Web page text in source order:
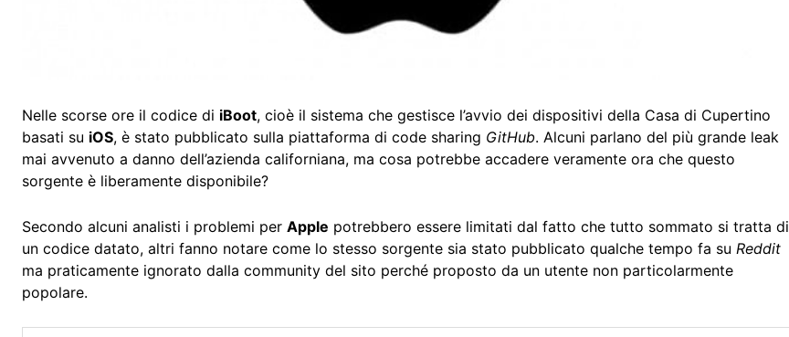
Nelle scorse ore il codice di iBoot, cioè il sistema che gestisce l’avvio dei dispositivi della Casa di Cupertino
basati su iOS, è stato pubblicato sulla piattaforma di code sharing GitHub. Alcuni parlano del più grande leak
mai avvenuto a danno dell’azienda californiana, ma cosa potrebbe accadere veramente ora che questo
sorgente è liberamente disponibile?
Secondo alcuni analisti i problemi per Apple potrebbero essere limitati dal fatto che tutto sommato si tratta di
un codice datato, altri fanno notare come lo stesso sorgente sia stato pubblicato qualche tempo fa su Reddit
ma praticamente ignorato dalla community del sito perché proposto da un utente non particolarmente
popolare.